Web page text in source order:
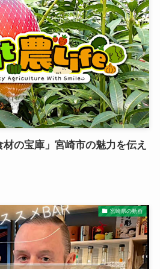
の宝庫」宮崎市の魅力を伝え
宮崎県の動画